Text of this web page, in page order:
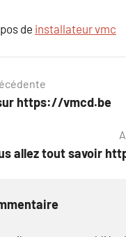
de installateur vmc
https://vmcd.be
allez tout savoir